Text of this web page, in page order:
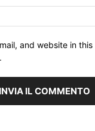
and website in